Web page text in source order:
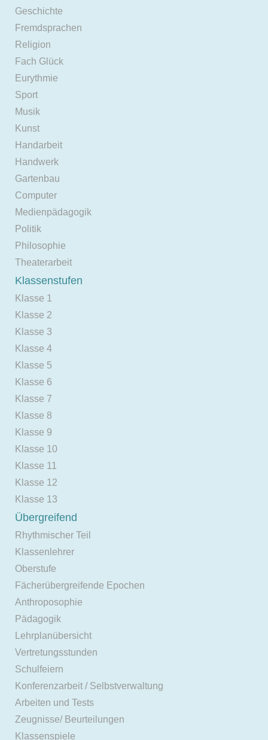
Geschichte
Fremdsprachen
Religion
Fach Glück
Eurythmie
Sport
Musik
Kunst
Handarbeit
Handwerk
Gartenbau
Computer
Medienpädagogik
Politik
Philosophie
Theaterarbeit
Klassenstufen
Klasse 1
Klasse 2
Klasse 3
Klasse 4
Klasse 5
Klasse 6
Klasse 7
Klasse 8
Klasse 9
Klasse 10
Klasse 11
Klasse 12
Klasse 13
Übergreifend
Rhythmischer Teil
Klassenlehrer
Oberstufe
Fächerübergreifende Epochen
Anthroposophie
Pädagogik
Lehrplanübersicht
Vertretungsstunden
Schulfeiern
Konferenzarbeit / Selbstverwaltung
Arbeiten und Tests
Zeugnisse/ Beurteilungen
Klassenspiele